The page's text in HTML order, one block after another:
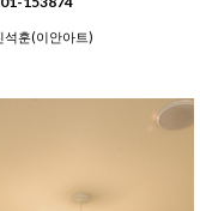
석훈(이안아트)